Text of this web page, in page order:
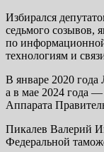
Избирался
седьмого созывов,
по
технологиям и
В январе 2020 года
а в мае 2024 года —
Аппарата
Пикалев Валерий
Федеральной